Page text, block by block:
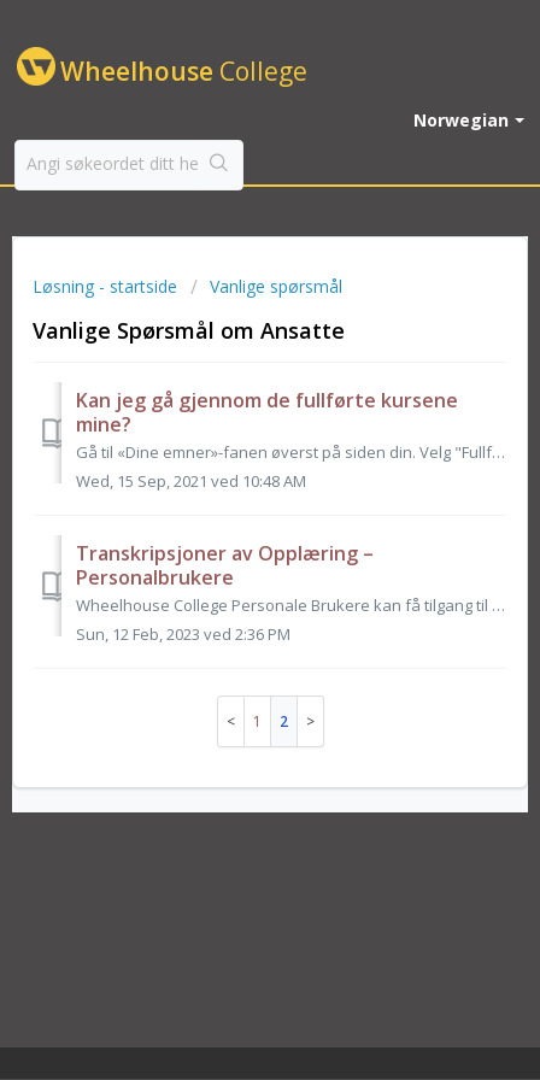
Wheelhouse College
Norwegian
Løsning - startside Vanlige spørsmål
Vanlige Spørsmål om Ansatte
Kan jeg gå gjennom de fullførte kursene
mine?
Gå til «Dine emner»-fanen øverst på siden din. Velg "Fullført" -fanen øverst i navigasjonspanelet.
Wed, 15 Sep, 2021 ved 10:48 AM
Transkripsjoner av Opplæring –
Personalbrukere
Wheelhouse College Personale Brukere kan få tilgang til transkripsjoner av deres opplæringsfremgang gjennom transkripsjonsfunksjonen. (Hvis du vil ha infor...
Sun, 12 Feb, 2023 ved 2:36 PM
1 2